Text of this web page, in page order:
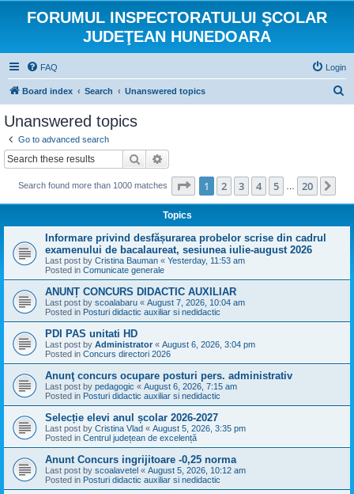
FORUMUL INSPECTORATULUI ŞCOLAR
JUDEŢEAN HUNEDOARA
FAQ Login
Board index Search Unanswered topics
Unanswered topics
Go to advanced search
Search
Search found more than 1000 matches Page 1of 20
1 2 3 4 5 20
Topics
Informare privind desfășurarea probelor scrise din cadrul
examenului de bacalaureat, sesiunea iulie-august 2026
Last post by Cristina Bauman « Yesterday, 11:53 am
Posted in Comunicate generale
ANUNȚ CONCURS DIDACTIC AUXILIAR
Last post by scoalabaru « August 7, 2026, 10:04 am
Posted in Posturi didactic auxiliar si nedidactic
PDI PAS unitati HD
Last post by Administrator « August 6, 2026, 3:04 pm
Posted in Concurs directori 2026
Anunţ concurs ocupare posturi pers. administrativ
Last post by pedagogic « August 6, 2026, 7:15 am
Posted in Posturi didactic auxiliar si nedidactic
Selecție elevi anul școlar 2026-2027
Last post by Cristina Vlad « August 5, 2026, 3:35 pm
Posted in Centrul județean de excelență
Anunt Concurs ingrijitoare -0,25 norma
Last post by scoalavetel « August 5, 2026, 10:12 am
Posted in Posturi didactic auxiliar si nedidactic